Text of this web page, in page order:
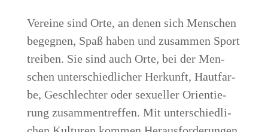
Ver­ei­ne sind Orte, an denen sich Men­schen
begeg­nen, Spaß haben und zusam­men Sport
trei­ben. Sie sind auch Orte, bei der Men­
schen unter­schied­li­cher Her­kunft, Haut­far­
be, Geschlech­ter oder sexu­el­ler Ori­en­tie­
rung zusam­men­tref­fen. Mit unter­schied­li­